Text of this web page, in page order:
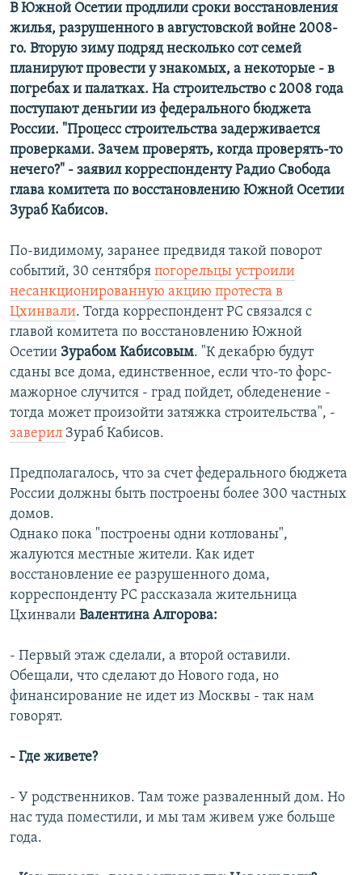
Все сайты РСЕ/РС
В Южной Осетии продлили сроки восстановления
жилья, разрушенного в августовской войне 2008-
го. Вторую зимуподряднесколько сот семей
планируют провести у знакомых, а некоторые - в
погребах и палатках. На строительство с 2008 года
поступают деньгии из федерального бюджета
России. "Процесс строительства задерживается
проверками. Зачем проверять, когда проверять-то
нечего?" - заявил корреспонденту Радио Свобода
глава комитета по восстановлению Южной Осетии
Зураб Кабисов.
По-видимому, заранее предвидя такой поворот
событий, 30 сентября погорельцы устроили
несанкционированную акцию протеста в
Цхинвали. Тогда корреспондент РС связался с
главой комитета по восстановлению Южной
Осетии Зурабом Кабисовым. "К декабрю будут
сданы все дома, единственное, если что-то форс-
мажорное случится - град пойдет, обледенение -
тогда может произойти затяжка строительства", -
заверил Зураб Кабисов.
Предполагалось, что за счет федерального бюджета
России должны быть построены более 300 частных
домов.
Однако пока "построены одни котлованы",
жалуются местные жители. Как идет
восстановление ее разрушенного дома,
корреспонденту РС рассказала жительница
Цхинвали Валентина Алгорова:
- Первый этаж сделали, а второй оставили.
Обещали, что сделают до Нового года, но
финансирование не идет из Москвы - так нам
говорят.
- Где живете?
- У родственников. Там тоже разваленный дом. Но
нас туда поместили, и мы там живем уже больше
года.